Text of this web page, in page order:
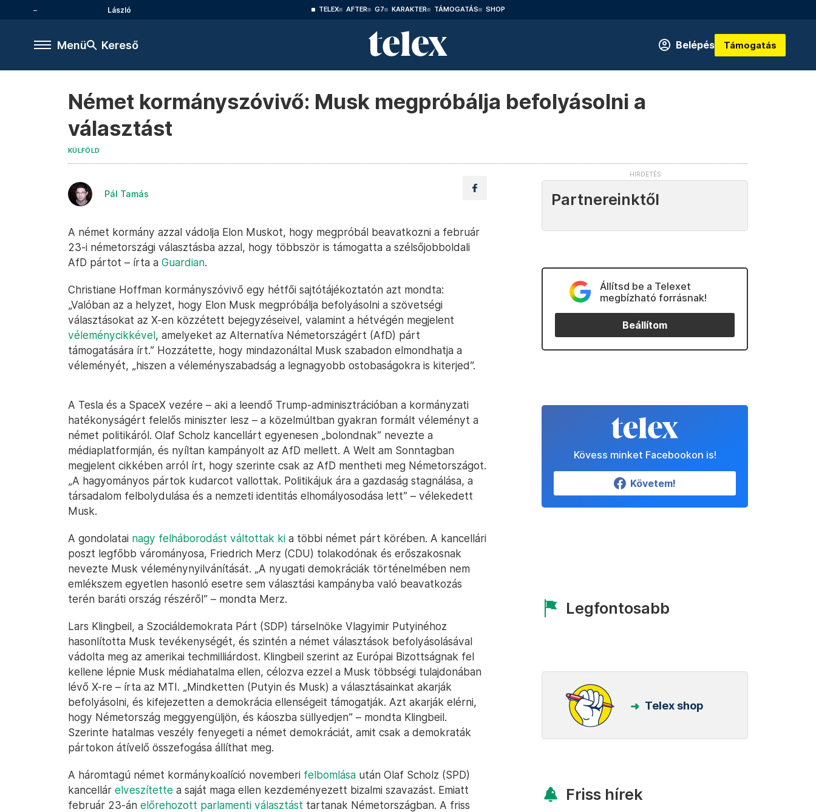
László TELEX AFTER G7 KARAKTER TÁMOGATÁS SHOP
Menü Kereső Belépés Támogatás
Német kormányszóvivő: Musk megpróbálja befolyásolni a
választást
KÜLFÖLD
Pál Tamás
A német kormány azzal vádolja Elon Muskot, hogy megpróbál beavatkozni a február
23-i németországi választásba azzal, hogy többször is támogatta a szélsőjobboldali
AfD pártot – írta a Guardian.
Christiane Hoffman kormányszóvivő egy hétfői sajtótájékoztatón azt mondta:
„Valóban az a helyzet, hogy Elon Musk megpróbálja befolyásolni a szövetségi
választásokat az X-en közzétett bejegyzéseivel, valamint a hétvégén megjelent
véleménycikkével, amelyeket az Alternatíva Németországért (AfD) párt
támogatására írt.” Hozzátette, hogy mindazonáltal Musk szabadon elmondhatja a
véleményét, „hiszen a véleményszabadság a legnagyobb ostobaságokra is kiterjed”.
A Tesla és a SpaceX vezére – aki a leendő Trump-adminisztrációban a kormányzati
hatékonyságért felelős miniszter lesz – a közelmúltban gyakran formált véleményt a
német politikáról. Olaf Scholz kancellárt egyenesen „bolondnak” nevezte a
médiaplatformján, és nyíltan kampányolt az AfD mellett. A Welt am Sonntagban
megjelent cikkében arról írt, hogy szerinte csak az AfD mentheti meg Németországot.
„A hagyományos pártok kudarcot vallottak. Politikájuk ára a gazdaság stagnálása, a
társadalom felbolydulása és a nemzeti identitás elhomályosodása lett” – vélekedett
Musk.
A gondolatai nagy felháborodást váltottak ki a többi német párt körében. A kancellári
poszt legfőbb várományosa, Friedrich Merz (CDU) tolakodónak és erőszakosnak
nevezte Musk véleménynyilvánítását. „A nyugati demokráciák történelmében nem
emlékszem egyetlen hasonló esetre sem választási kampányba való beavatkozás
terén baráti ország részéről” – mondta Merz.
Lars Klingbeil, a Szociáldemokrata Párt (SDP) társelnöke Vlagyimir Putyinéhoz
hasonlította Musk tevékenységét, és szintén a német választások befolyásolásával
vádolta meg az amerikai techmilliárdost. Klingbeil szerint az Európai Bizottságnak fel
kellene lépnie Musk médiahatalma ellen, célozva ezzel a Musk többségi tulajdonában
lévő X-re – írta az MTI. „Mindketten (Putyin és Musk) a választásainkat akarják
befolyásolni, és kifejezetten a demokrácia ellenségeit támogatják. Azt akarják elérni,
hogy Németország meggyengüljön, és káoszba süllyedjen” – mondta Klingbeil.
Szerinte hatalmas veszély fenyegeti a német demokráciát, amit csak a demokraták
pártokon átívelő összefogása állíthat meg.
A háromtagú német kormánykoalíció novemberi felbomlása után Olaf Scholz (SPD)
kancellár elveszítette a saját maga ellen kezdeményezett bizalmi szavazást. Emiatt
február 23-án előrehozott parlamenti választást tartanak Németországban. A friss
Partnereinktől
Állítsd be a Telexet
megbízható forrásnak!
Beállítom
Kövess minket Facebookon is!
Követem!
Legfontosabb
Telex shop
Friss hírek